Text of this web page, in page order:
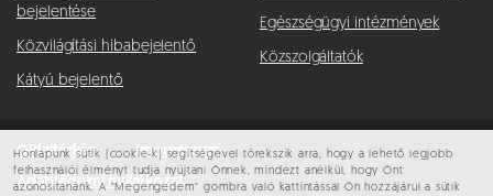
Honlapunk sütik (cookie-k) segítségével törekszik arra, hogy a lehető legjobb
felhasználói élményt tudja nyújtani Önnek, mindezt anélkül, hogy Önt
azonosítanánk. A “Megengedem” gombra való kattintással Ön hozzájárul a sütik
bejelentése
Közvilágítási hibabejelentő
Kátyú bejelentő
Egészségügyi intézmények
Közszolgáltatók
Oldaltérkép
Impresszum
Adatvédelmi nyilatkozat